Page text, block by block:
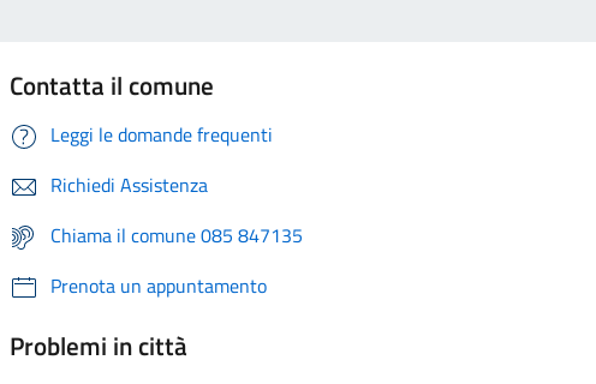
Contatta il comune
Leggi le domande frequenti
Richiedi Assistenza
Chiama il comune 085 847135
Prenota un appuntamento
Problemi in città